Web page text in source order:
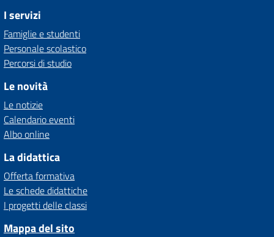
I servizi
Famiglie e studenti
Personale scolastico
Percorsi di studio
Le novità
Le notizie
Calendario eventi
Albo online
La didattica
Offerta formativa
Le schede didattiche
I progetti delle classi
Mappa del sito